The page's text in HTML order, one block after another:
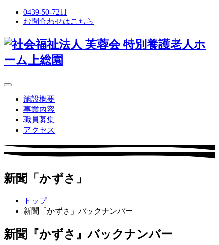
0439-50-7211
お問合わせはこちら
施設概要
事業内容
職員募集
アクセス
新聞「かずさ」
トップ
新聞「かずさ」バックナンバー
新聞『かずさ』バックナンバー